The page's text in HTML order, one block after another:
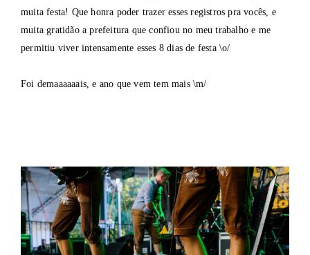
muita festa! Que honra poder trazer esses registros pra vocês, e
muita gratidão a prefeitura que confiou no meu trabalho e me
permitiu viver intensamente esses 8 dias de festa \o/
Foi demaaaaaais, e ano que vem tem mais \m/